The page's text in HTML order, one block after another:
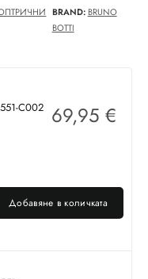
BRAND: BRUNO
BOTTI
C002
69,95 €
Добавяне в количката